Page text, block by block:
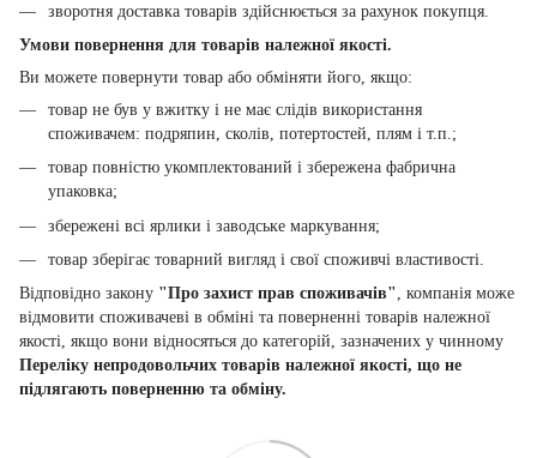
зворотня доставка товарів здійснюється за рахунок покупця.
Умови повернення для товарів належної якості.
Ви можете повернути товар або обміняти його, якщо:
товар не був у вжитку і не має слідів використання
споживачем: подряпин, сколів, потертостей, плям і т.п.;
товар повністю укомплектований і збережена фабрична
упаковка;
збережені всі ярлики і заводське маркування;
товар зберігає товарний вигляд і свої споживчі властивості.
Відповідно закону "Про захист прав споживачів", компанія може
відмовити споживачеві в обміні та поверненні товарів належної
якості, якщо вони відносяться до категорій, зазначених у чинному
Переліку непродовольчих товарів належної якості, що не
підлягають поверненню та обміну.